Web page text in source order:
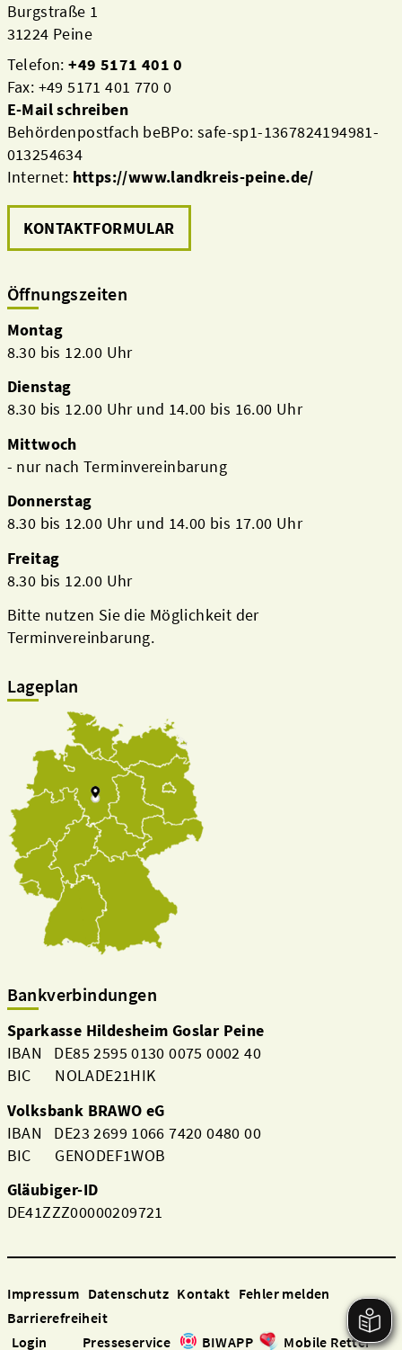
Burgstraße 1
31224 Peine
Telefon:+49 5171 401 0
Fax: +49 5171 401 770 0
E-Mail schreiben
Behördenpostfach beBPo: safe-sp1-1367824194981-
013254634
Internet: https://www.landkreis-peine.de/
KONTAKTFORMULAR
Öffnungszeiten
Montag
8.30 bis 12.00 Uhr
Dienstag
8.30 bis 12.00 Uhr und 14.00 bis 16.00 Uhr
Mittwoch
- nur nach Terminvereinbarung
Donnerstag
8.30 bis 12.00 Uhr und 14.00 bis 17.00 Uhr
Freitag
8.30 bis 12.00 Uhr
Bitte nutzen Sie die Möglichkeit der
Terminvereinbarung.
Lageplan
Bankverbindungen
Sparkasse Hildesheim Goslar Peine
IBAN DE85 2595 0130 0075 0002 40
BIC NOLADE21HIK
Volksbank BRAWO eG
IBAN DE23 2699 1066 7420 0480 00
BIC GENODEF1WOB
Gläubiger-ID
DE41ZZZ00000209721
Impressum Datenschutz Kontakt Fehler melden
Barrierefreiheit
Login
Presseservice BIWAPP Mobile Retter